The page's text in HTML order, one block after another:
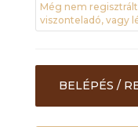
Még nem
viszonteladó, vagy
BELÉPÉS /